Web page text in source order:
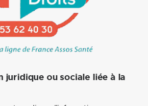
juridique ou sociale liée à la